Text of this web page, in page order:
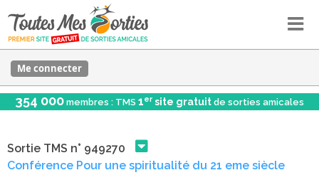
Me connecter
354 000 membres : TMS 1er site gratuit de sorties amicales
Sortie TMS n° 949270
Conférence Pour une spiritualité du 21 eme siècle